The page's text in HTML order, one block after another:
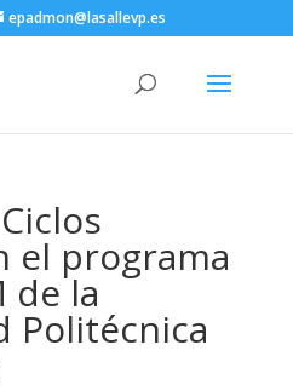
epadmon@lasallevp.es
el programa
de la
Politécnica